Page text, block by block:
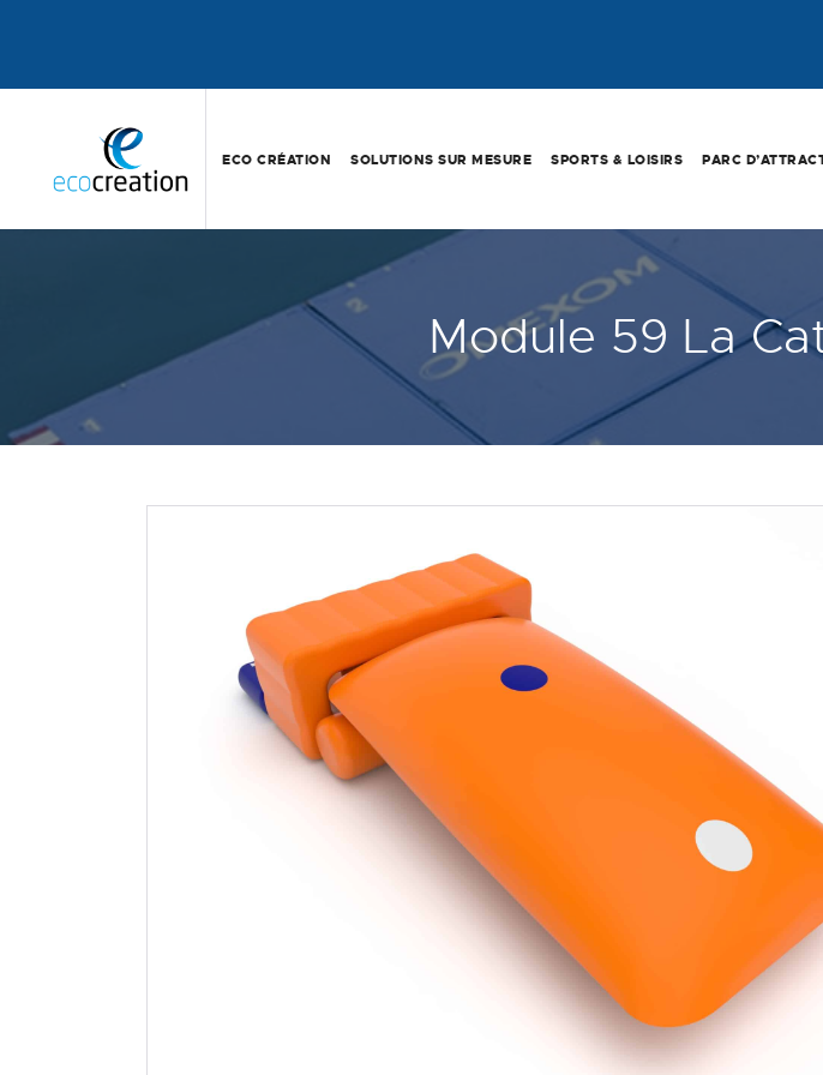
ECO CRÉATION SOLUTIONS SUR MESURE SPORTS & LOISIRS PARC
Module 59 La